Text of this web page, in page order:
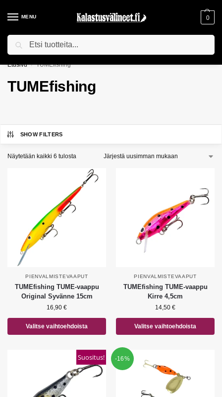
MENU 0
ILMAINEN TOIMITUS YLI 75€ TILAUKSILLE!
Etusivu / TUMEfishing
TUMEfishing
SHOW FILTERS
Näytetään kaikki 6 tulosta
PIENVALMISTEVAAPUT
TUMEfishing TUME-vaappu
Original Syvänne 15cm
16,90 €
Valitse vaihtoehdoista
PIENVALMISTEVAAPUT
TUMEfishing TUME-vaappu
Kirre 4,5cm
14,50 €
Valitse vaihtoehdoista
Suositus! -16%